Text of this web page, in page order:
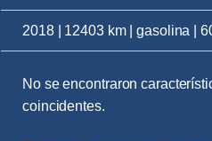
2018 | 12403 km | gasolina |
No se encontraron
coincidentes.